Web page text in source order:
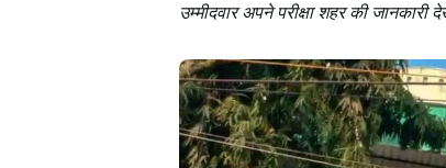
उम्मीदवार अपने परीक्षा शहर की